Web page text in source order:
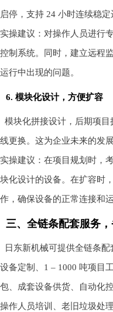
启停，支持 24 小时连续稳定
实操建议：对操作人员进行
控制系统。同时，建立远程
运行中出现的问题。
6. 模块化设计，方便扩容
模块化拼接设计，后期项
线更换。这为企业未来的发
实操建议：在项目规划时，
块化设计的设备。在扩容时
作，确保设备的正常连接和运
三、全链条配套服务
日东新机械可提供全链条
设备定制、1 – 1000 吨项目
包、成套设备供货、自动化
操作人员培训、老旧垃圾处